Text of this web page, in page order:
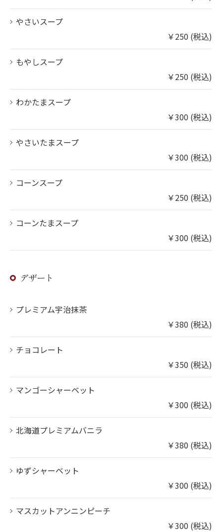
やさいスープ
￥250 (税込)
もやしスープ
￥250 (税込)
わかたまスープ
￥300 (税込)
やさいたまスープ
￥300 (税込)
コーンスープ
￥250 (税込)
コーンたまスープ
￥300 (税込)
デザート
プレミアム宇治抹茶
￥380 (税込)
チョコレート
￥350 (税込)
マンゴーシャーベット
￥300 (税込)
北海道プレミアムバニラ
￥380 (税込)
ゆずシャーベット
￥300 (税込)
マスカットアンニンピーチ
￥300 (税込)